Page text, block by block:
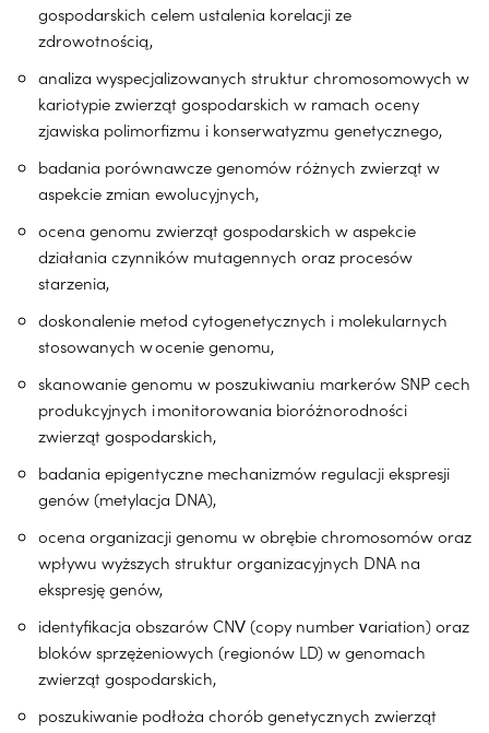
gospodarskich celem ustalenia korelacji ze
zdrowotnością,
analiza wyspecjalizowanych struktur chromosomowych w
kariotypie zwierząt gospodarskich w ramach oceny
zjawiska polimorfizmu i konserwatyzmu genetycznego,
badania porównawcze genomów różnych zwierząt w
aspekcie zmian ewolucyjnych,
ocena genomu zwierząt gospodarskich w aspekcie
działania czynników mutagennych oraz procesów
starzenia,
doskonalenie metod cytogenetycznych i molekularnych
stosowanych w ocenie genomu,
skanowanie genomu w poszukiwaniu markerów SNP cech
produkcyjnych i monitorowania bioróżnorodności
zwierząt gospodarskich,
badania epigentyczne mechanizmów regulacji ekspresji
genów (metylacja DNA),
ocena organizacji genomu w obrębie chromosomów oraz
wpływu wyższych struktur organizacyjnych DNA na
ekspresję genów,
identyfikacja obszarów CNV (copy number variation) oraz
bloków sprzężeniowych (regionów LD) w genomach
zwierząt gospodarskich,
poszukiwanie podłoża chorób genetycznych zwierząt